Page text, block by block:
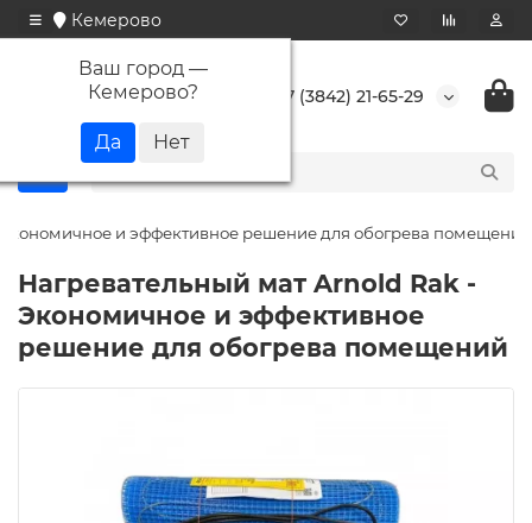
Кемерово
Ваш город —
Кемерово? +7 (3842) 21-65-29
и эффективное решение для обогрева помещений
Нагревательный мат Arnold Rak -
Экономичное и эффективное
решение для обогрева помещений